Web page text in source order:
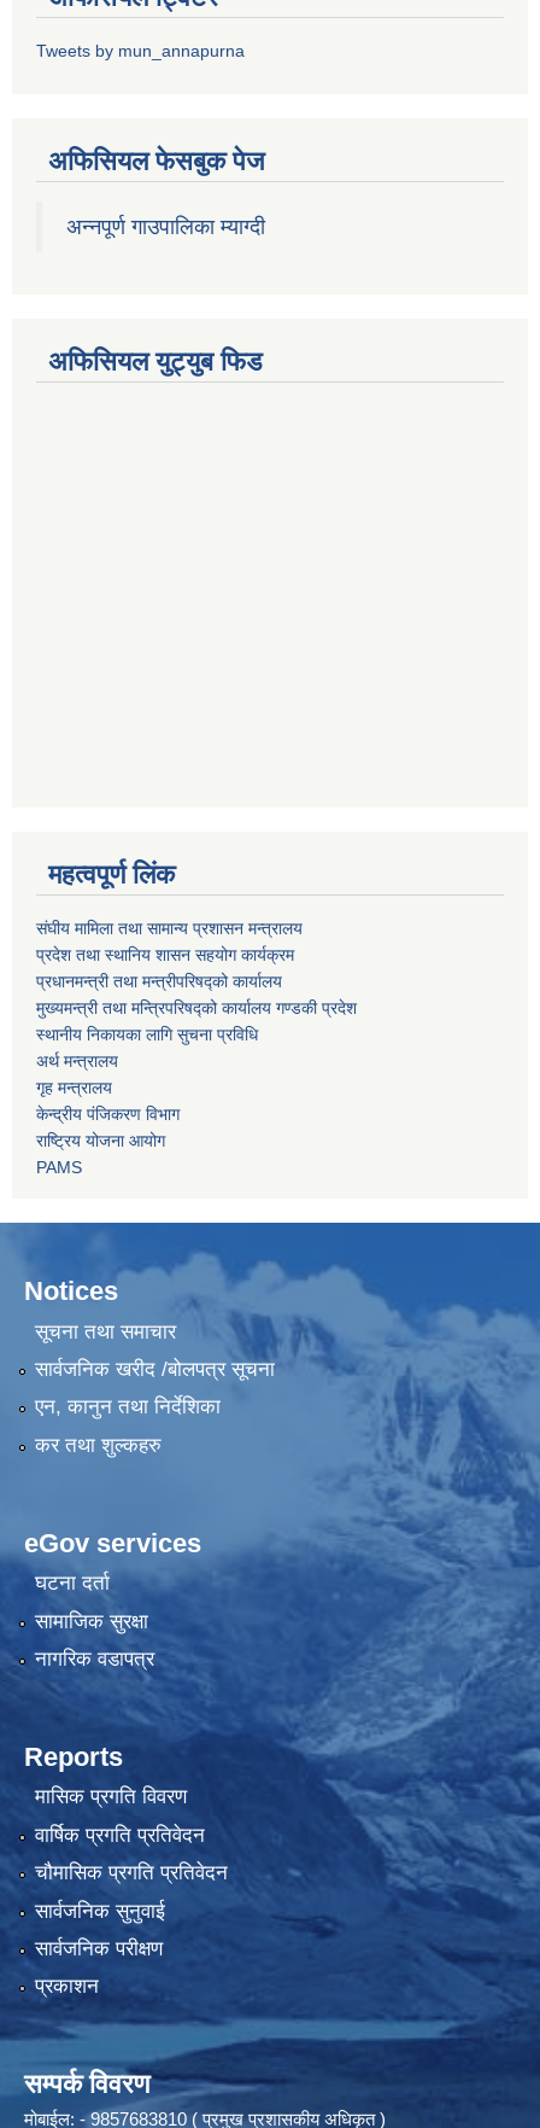
Tweets by mun_annapurna
अफिसियल फेसबुक पेज
अन्नपूर्ण गाउपालिका म्याग्दी
अफिसियल युट्युब फिड
महत्वपूर्ण लिंक
संघीय मामिला तथा सामान्य प्रशासन मन्त्रालय
प्रदेश तथा स्थानिय शासन सहयोग कार्यक्रम
प्रधानमन्त्री तथा मन्त्रीपरिषद्को कार्यालय
मुख्यमन्त्री तथा मन्त्रिपरिषद्को कार्यालय गण्डकी प्रदेश
स्थानीय निकायका लागि सुचना प्रविधि
अर्थ मन्त्रालय
गृह मन्त्रालय
केन्द्रीय पंजिकरण विभाग
राष्ट्रिय योजना आयोग
PAMS
Notices
सूचना तथा समाचार
सार्वजनिक खरीद /बोलपत्र सूचना
एन, कानुन तथा निर्देशिका
कर तथा शुल्कहरु
eGov services
घटना दर्ता
सामाजिक सुरक्षा
नागरिक वडापत्र
Reports
मासिक प्रगति विवरण
वार्षिक प्रगति प्रतिवेदन
चौमासिक प्रगति प्रतिवेदन
सार्वजनिक सुनुवाई
सार्वजनिक परीक्षण
प्रकाशन
सम्पर्क विवरण
मोबाईल: - 9857683810 ( प्रमुख प्रशासकीय अधिकृत )